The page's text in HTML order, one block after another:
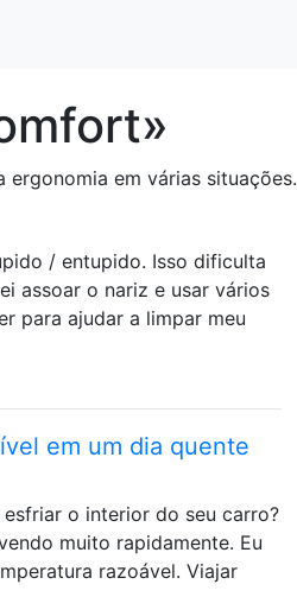
em várias situações.
/ entupido. Isso dificulta
assoar o nariz e usar vários
para ajudar a limpar meu
em um dia quente
o interior do seu carro?
muito rapidamente. Eu
razoável. Viajar